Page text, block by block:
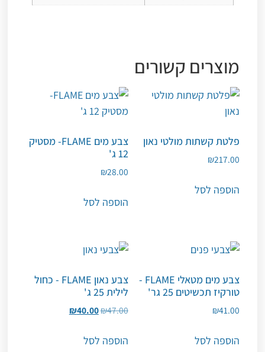
מוצרים קשורים
פלטת קשתות מולטי נאון
₪217.00
הוספה לסל
צבע מים FLAME- מסטיק
12 ג'
₪28.00
הוספה לסל
צבע מים מטאלי FLAME -
טורקיז תכשיטים 25 גר'
₪41.00
הוספה לסל
צבע נאון FLAME - כחול
לילית 25 ג'
₪47.00
₪40.00
הוספה לסל